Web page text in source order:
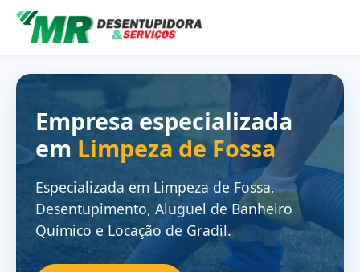
Empresa especializada
em Limpeza de Fossa
Especializada em Limpeza de Fossa,
Desentupimento, Aluguel de Banheiro
Químico e Locação de Gradil.